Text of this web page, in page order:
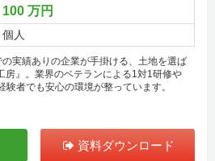
100 万円
個人
実績ありの企業が手掛ける、土地を選ば
房』。業界のベテランによる1対1研修や
者でも安心の環境が整っています。
資料ダウンロード